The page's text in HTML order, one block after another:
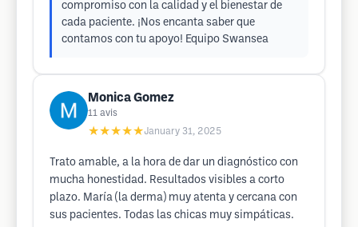
compromiso con la calidad y el bienestar de
cada paciente. ¡Nos encanta saber que
contamos con tu apoyo! Equipo Swansea
Monica Gomez
11 avis
★★★★★January 31, 2025
Trato amable, a la hora de dar un diagnóstico con
mucha honestidad. Resultados visibles a corto
plazo. María (la derma) muy atenta y cercana con
sus pacientes. Todas las chicas muy simpáticas.